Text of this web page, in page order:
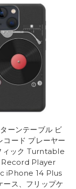
ーンテーブル ビ
コード プレーヤー
ィック Turntable
Record Player
iPhone 14 Plus
ース、フリップケ